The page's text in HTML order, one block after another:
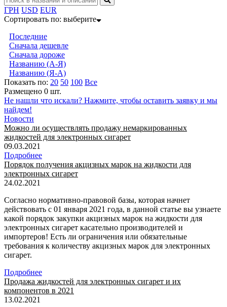
ГРН USD EUR
Сортировать по: выберите
Последние
Сначала дешевле
Сначала дороже
Названию (А-Я)
Названию (Я-А)
Показать по: 20 50 100 Все
Размещено 0 шт.
Не нашли что искали? Нажмите, чтобы оставить заявку и мы
найдем!
Новости
Можно ли осуществлять продажу немаркированных
жидкостей для электронных сигарет
09.03.2021
Подробнее
Порядок получения акцизных марок на жидкости для
электронных сигарет
24.02.2021
Согласно нормативно-правовой базы, которая начнет
действовать с 01 января 2021 года, в данной статье вы узнаете
какой порядок закупки акцизных марок на жидкости для
электронных сигарет касательно производителей и
импортеров! Есть ли ограничения или обязательные
требования к количеству акцизных марок для электронных
сигарет.
Подробнее
Продажа жидкостей для электронных сигарет и их
компонентов в 2021
13.02.2021